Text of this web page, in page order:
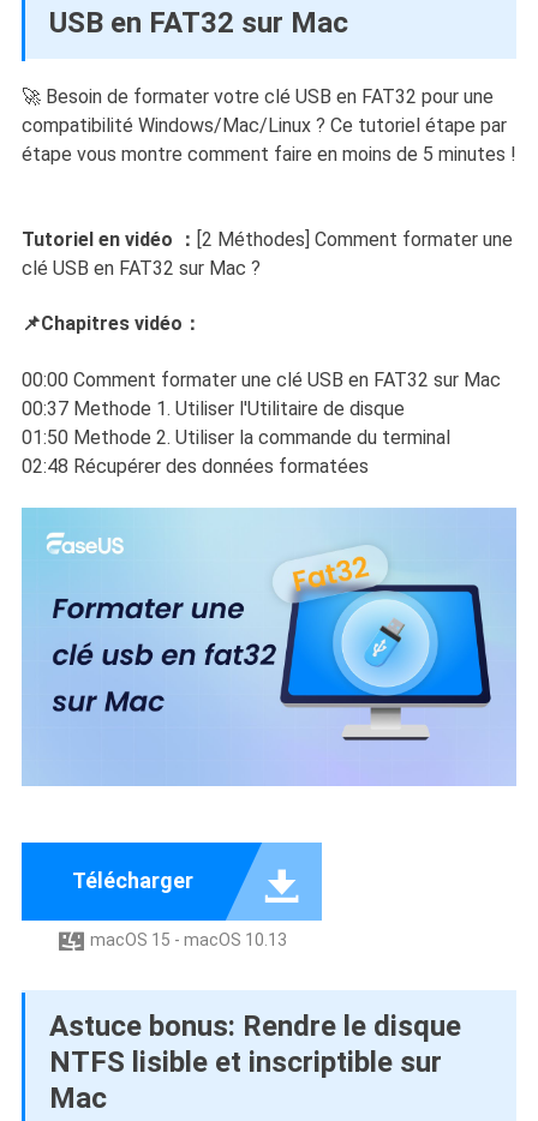
USB en FAT32 sur Mac
🚀 Besoin de formater votre clé USB en FAT32 pour une
compatibilité Windows/Mac/Linux ? Ce tutoriel étape par
étape vous montre comment faire en moins de 5 minutes !
Tutoriel en vidéo ： [2 Méthodes] Comment formater une
clé USB en FAT32 sur Mac ?
📌Chapitres vidéo：
00:00 Comment formater une clé USB en FAT32 sur Mac
00:37 Methode 1. Utiliser l'Utilitaire de disque
01:50 Methode 2. Utiliser la commande du terminal
02:48 Récupérer des données formatées
Télécharger 
 macOS 15 - macOS 10.13
Astuce bonus: Rendre le disque
NTFS lisible et inscriptible sur
Mac